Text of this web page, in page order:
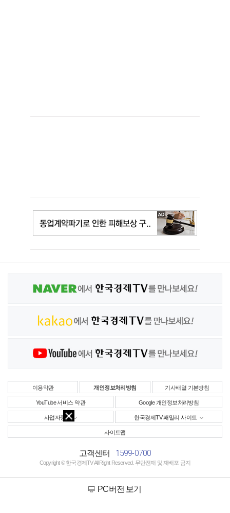
이용약관 개인정보처리방침 기사배열 기본방침
YouTube 서비스 약관 Google 개인정보처리방침
사업자정보 한국경제TV 패밀리 사이트
사이트맵
고객센터 1599-0700
Copyright © 한국경제TV All Right Reserved. 무단전재 및 재배포 금지
PC버전 보기